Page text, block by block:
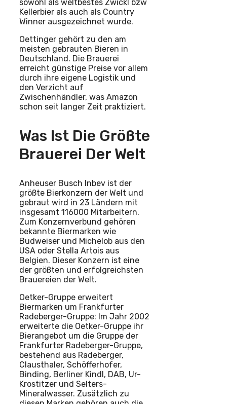
sowohl als weltbestes Zwickl bzw
Kellerbier als auch als Country
Winner ausgezeichnet wurde.
Oettinger gehört zu den am
meisten gebrauten Bieren in
Deutschland. Die Brauerei
erreicht günstige Preise vor allem
durch ihre eigene Logistik und
den Verzicht auf
Zwischenhändler, was Amazon
schon seit langer Zeit praktiziert.
Was Ist Die Größte
Brauerei Der Welt
Anheuser Busch Inbev ist der
größte Bierkonzern der Welt und
gebraut wird in 23 Ländern mit
insgesamt 116000 Mitarbeitern.
Zum Konzernverbund gehören
bekannte Biermarken wie
Budweiser und Michelob aus den
USA oder Stella Artois aus
Belgien. Dieser Konzern ist eine
der größten und erfolgreichsten
Brauereien der Welt.
Oetker-Gruppe erweitert
Biermarken um Frankfurter
Radeberger-Gruppe: Im Jahr 2002
erweiterte die Oetker-Gruppe ihr
Bierangebot um die Gruppe der
Frankfurter Radeberger-Gruppe,
bestehend aus Radeberger,
Clausthaler, Schöfferhofer,
Binding, Berliner Kindl, DAB, Ur-
Krostitzer und Selters-
Mineralwasser. Zusätzlich zu